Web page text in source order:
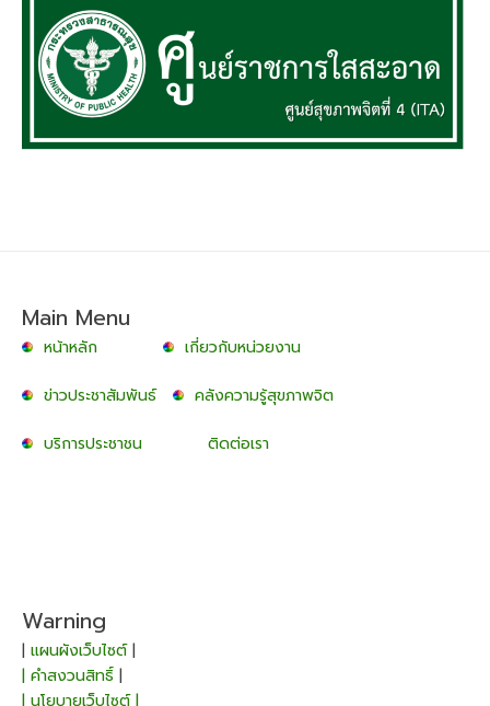
Main Menu
หน้าหลัก เกี่ยวกับหน่วยงาน
ข่าวประชาสัมพันธ์ คลังความรู้สุขภาพจิต
บริการประชาชน ติดต่อเรา
Warning
| แผนผังเว็บไซต์|
| คำสงวนสิทธิ์ |